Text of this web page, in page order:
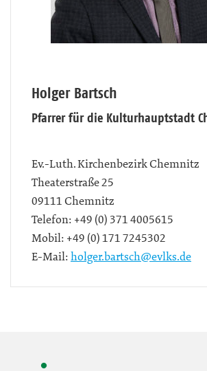
Holger Bartsch
Pfarrer für die Kulturhauptstadt
Ev.-Luth. Kirchenbezirk Chemnitz
Theaterstraße 25
09111Chemnitz
Telefon: +49 (0) 371 4005615
Mobil: +49 (0) 171 7245302
E-Mail:holger.bartsch@evlks.de